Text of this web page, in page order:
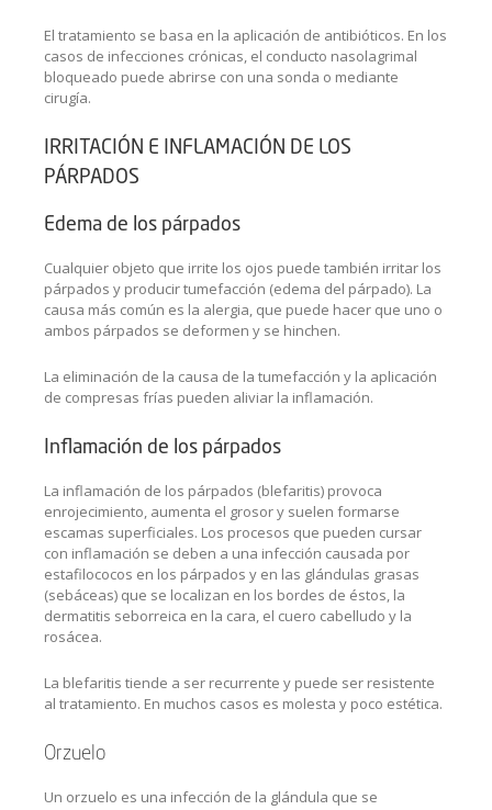
El tratamiento se basa en la aplicación de antibióticos. En los
casos de infecciones crónicas, el conducto nasolagrimal
bloqueado puede abrirse con una sonda o mediante
cirugía.
IRRITACIÓN E INFLAMACIÓN DE LOS
PÁRPADOS
Edema de los párpados
Cualquier objeto que irrite los ojos puede también irritar los
párpados y producir tumefacción (edema del párpado). La
causa más común es la alergia, que puede hacer que uno o
ambos párpados se deformen y se hinchen.
La eliminación de la causa de la tumefacción y la aplicación
de compresas frías pueden aliviar la inflamación.
Inflamación de los párpados
La inflamación de los párpados (blefaritis) provoca
enrojecimiento, aumenta el grosor y suelen formarse
escamas superficiales. Los procesos que pueden cursar
con inflamación se deben a una infección causada por
estafilococos en los párpados y en las glándulas grasas
(sebáceas) que se localizan en los bordes de éstos, la
dermatitis seborreica en la cara, el cuero cabelludo y la
rosácea.
La blefaritis tiende a ser recurrente y puede ser resistente
al tratamiento. En muchos casos es molesta y poco estética.
Orzuelo
Un orzuelo es una infección de la glándula que se